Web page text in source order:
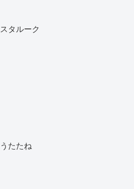
スタルーク
うたたね